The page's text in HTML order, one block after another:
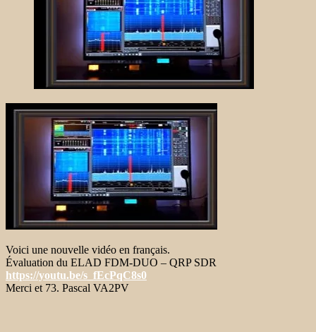
Voici une nouvelle vidéo en français.
Évaluation du ELAD FDM-DUO – QRP SDR
https://youtu.be/s_fEcPqC8s0
Merci et 73. Pascal VA2PV